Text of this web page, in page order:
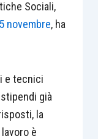
Sociali,
novembre, ha
e tecnici
già
la
è